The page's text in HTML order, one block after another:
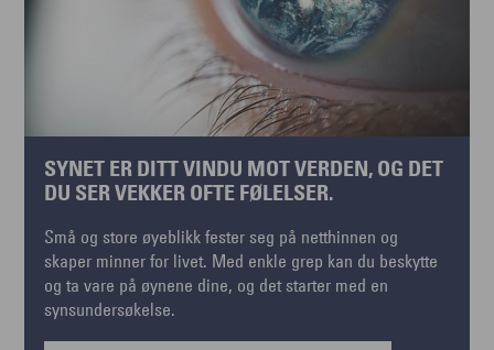
SYNET ER DITT VINDU MOT VERDEN, OG DET
DU SER VEKKER OFTE FØLELSER.
Små og store øyeblikk fester seg på netthinnen og
skaper minner for livet. Med enkle grep kan du beskytte
og ta vare på øynene dine, og det starter med en
synsundersøkelse.